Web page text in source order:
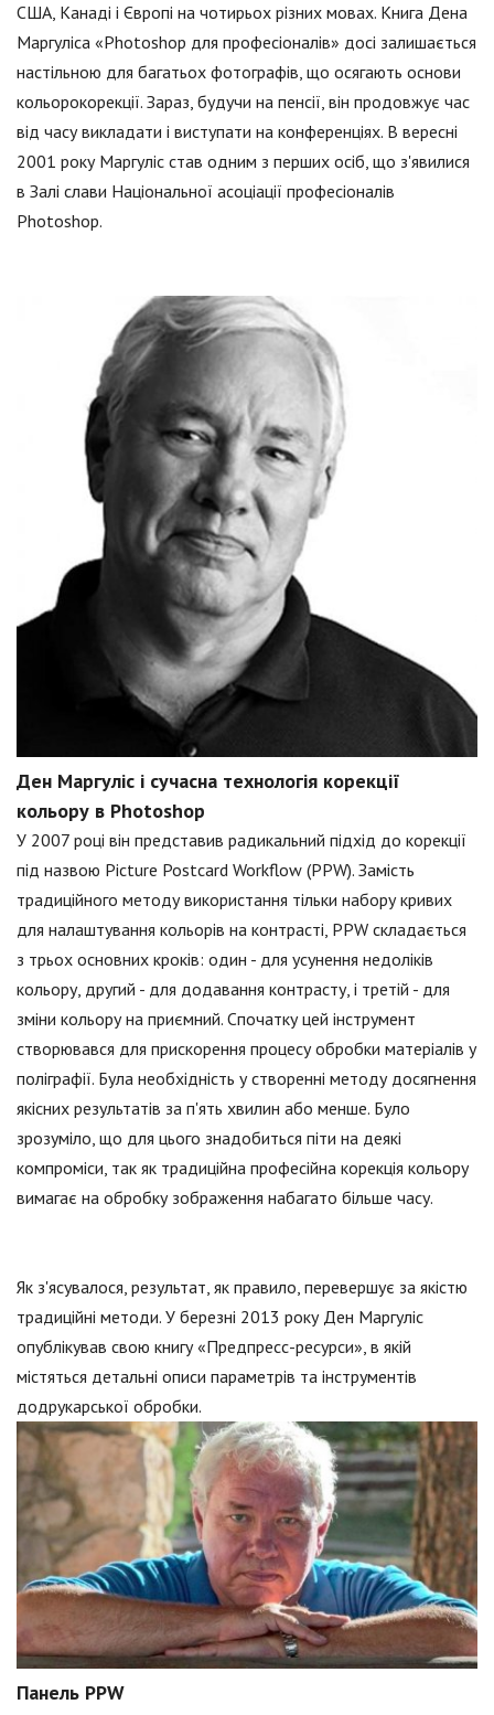
США, Канаді і Європі на чотирьох різних мовах. Книга Дена
Маргуліса «Photoshop для професіоналів» досі залишається
настільною для багатьох фотографів, що осягають основи
кольорокорекції. Зараз, будучи на пенсії, він продовжує час
від часу викладати і виступати на конференціях. В вересні
2001 року Маргуліс став одним з перших осіб, що з'явилися
в Залі слави Національної асоціації професіоналів
Photoshop.
Ден Маргуліс і сучасна технологія корекції
кольору в Photoshop
У 2007 році він представив радикальний підхід до корекції
під назвою Picture Postcard Workflow (PPW). Замість
традиційного методу використання тільки набору кривих
для налаштування кольорів на контрасті, PPW складається
з трьох основних кроків: один - для усунення недоліків
кольору, другий - для додавання контрасту, і третій - для
зміни кольору на приємний. Спочатку цей інструмент
створювався для прискорення процесу обробки матеріалів у
поліграфії. Була необхідність у створенні методу досягнення
якісних результатів за п'ять хвилин або менше. Було
зрозуміло, що для цього знадобиться піти на деякі
компроміси, так як традиційна професійна корекція кольору
вимагає на обробку зображення набагато більше часу.
Як з'ясувалося, результат, як правило, перевершує за якістю
традиційні методи. У березні 2013 року Ден Маргуліс
опублікував свою книгу «Предпресс-ресурси», в якій
містяться детальні описи параметрів та інструментів
додрукарської обробки.
Панель PPW